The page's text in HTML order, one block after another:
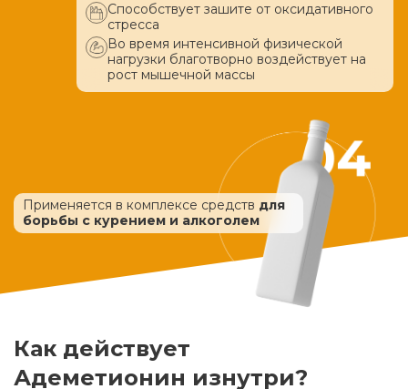
Способствует зашите от оксидативного
стресса
Во время интенсивной физической
нагрузки благотворно воздействует на
рост мышечной массы
Применяется в комплексе средств для
борьбы с курением и алкоголем
Как действует
Адеметионин изнутри?